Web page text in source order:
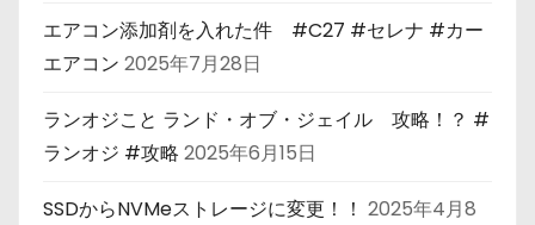
エアコン添加剤を入れた件 #C27 #セレナ #カー
エアコン 2025年7月28日
ランオジこと ランド・オブ・ジェイル 攻略！？ #
ランオジ #攻略 2025年6月15日
SSDからNVMeストレージに変更！！ 2025年4月8